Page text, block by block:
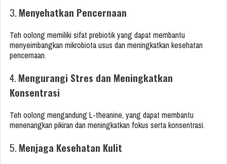
3. Menyehatkan Pencernaan
Teh oolong memiliki sifat prebiotik yang dapat membantu
menyeimbangkan mikrobiota usus dan meningkatkan kesehatan
pencernaan.
4. Mengurangi Stres dan Meningkatkan
Konsentrasi
Teh oolong mengandung L-theanine, yang dapat membantu
menenangkan pikiran dan meningkatkan fokus serta konsentrasi.
5. Menjaga Kesehatan Kulit